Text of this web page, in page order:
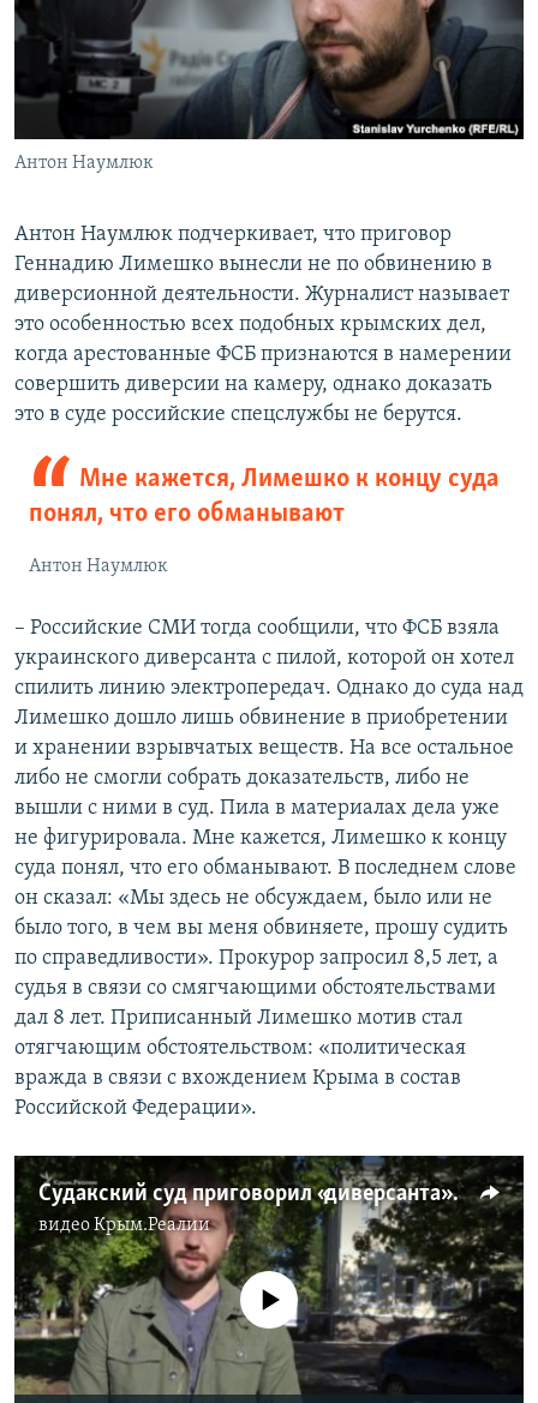
Антон Наумлюк
Антон Наумлюк подчеркивает, что приговор
Геннадию Лимешко вынесли не по обвинению в
диверсионной деятельности. Журналист называет
это особенностью всех подобных крымских дел,
когда арестованные ФСБ признаются в намерении
совершить диверсии на камеру, однако доказать
это в суде российские спецслужбы не берутся.
Мне кажется, Лимешко к концу суда
понял, что его обманывают
Антон Наумлюк
– Российские СМИ тогда сообщили, что ФСБ взяла
украинского диверсанта с пилой, которой он хотел
спилить линию электропередач. Однако до суда над
Лимешко дошло лишь обвинение в приобретении
и хранении взрывчатых веществ. На все остальное
либо не смогли собрать доказательств, либо не
вышли с ними в суд. Пила в материалах дела уже
не фигурировала. Мне кажется, Лимешко к концу
суда понял, что его обманывают. В последнем слове
он сказал: «Мы здесь не обсуждаем, было или не
было того, в чем вы меня обвиняете, прошу судить
по справедливости». Прокурор запросил 8,5 лет, а
судья в связи со смягчающими обстоятельствами
дал 8 лет. Приписанный Лимешко мотив стал
отягчающим обстоятельством: «политическая
вражда в связи с вхождением Крыма в состав
Российской Федерации».
Судакский суд приговорил «диверсанта» Лимешко к 8 годам тюрьмы (видео)
видеоКрым.Реалии
No media source currently available